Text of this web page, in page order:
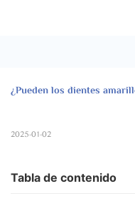
¿Pueden los dientes
2025-01-02
Tabla de contenido